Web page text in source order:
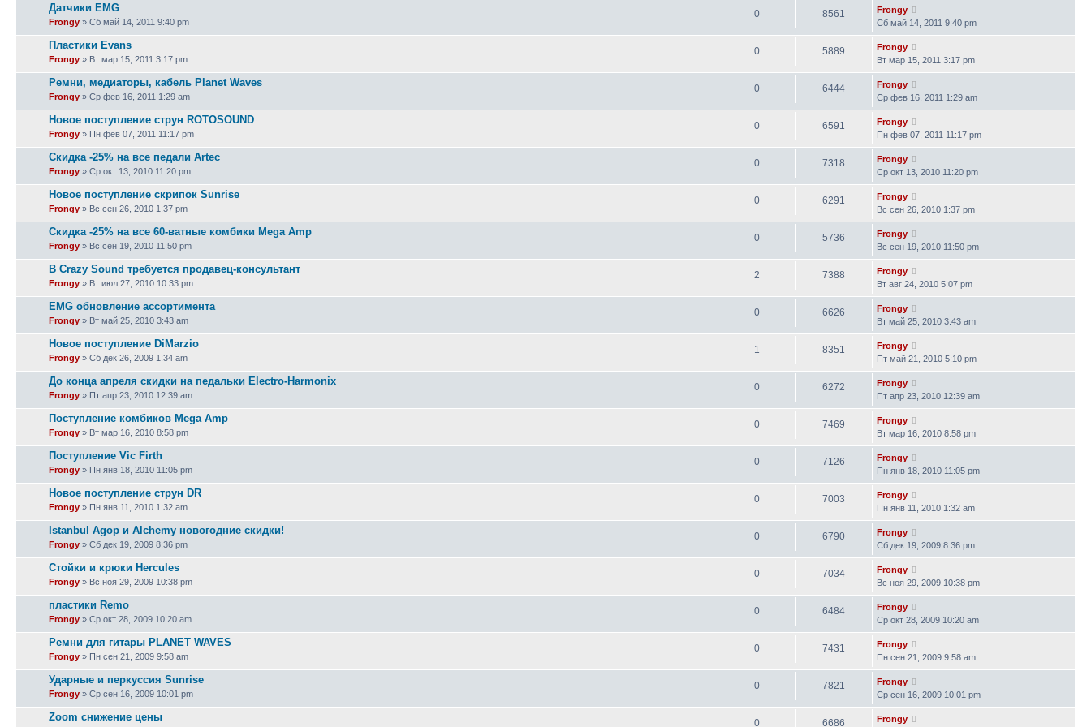
Датчики EMG
Frongy » Сб май 14, 2011 9:40 pm
0 8561
Frongy
Сб май 14, 2011 9:40 pm
Пластики Evans
Frongy » Вт мар 15, 2011 3:17 pm
0 5889
Frongy
Вт мар 15, 2011 3:17 pm
Ремни, медиаторы, кабель Planet Waves
Frongy » Ср фев 16, 2011 1:29 am
0 6444
Frongy
Ср фев 16, 2011 1:29 am
Новое поступление струн ROTOSOUND
Frongy » Пн фев 07, 2011 11:17 pm
0 6591
Frongy
Пн фев 07, 2011 11:17 pm
Скидка -25% на все педали Artec
Frongy » Ср окт 13, 2010 11:20 pm
0 7318
Frongy
Ср окт 13, 2010 11:20 pm
Новое поступление скрипок Sunrise
Frongy » Вс сен 26, 2010 1:37 pm
0 6291
Frongy
Вс сен 26, 2010 1:37 pm
Скидка -25% на все 60-ватные комбики Mega Amp
Frongy » Вс сен 19, 2010 11:50 pm
0 5736
Frongy
Вс сен 19, 2010 11:50 pm
В Crazy Sound требуется продавец-консультант
Frongy » Вт июл 27, 2010 10:33 pm
2 7388
Frongy
Вт авг 24, 2010 5:07 pm
EMG обновление ассортимента
Frongy » Вт май 25, 2010 3:43 am
0 6626
Frongy
Вт май 25, 2010 3:43 am
Новое поступление DiMarzio
Frongy » Сб дек 26, 2009 1:34 am
1 8351
Frongy
Пт май 21, 2010 5:10 pm
До конца апреля скидки на педальки Electro-Harmonix
Frongy » Пт апр 23, 2010 12:39 am
0 6272
Frongy
Пт апр 23, 2010 12:39 am
Поступление комбиков Mega Amp
Frongy » Вт мар 16, 2010 8:58 pm
0 7469
Frongy
Вт мар 16, 2010 8:58 pm
Поступление Vic Firth
Frongy » Пн янв 18, 2010 11:05 pm
0 7126
Frongy
Пн янв 18, 2010 11:05 pm
Новое поступление струн DR
Frongy » Пн янв 11, 2010 1:32 am
0 7003
Frongy
Пн янв 11, 2010 1:32 am
Istanbul Agop и Alchemy новогодние скидки!
Frongy » Сб дек 19, 2009 8:36 pm
0 6790
Frongy
Сб дек 19, 2009 8:36 pm
Стойки и крюки Hercules
Frongy » Вс ноя 29, 2009 10:38 pm
0 7034
Frongy
Вс ноя 29, 2009 10:38 pm
пластики Remo
Frongy » Ср окт 28, 2009 10:20 am
0 6484
Frongy
Ср окт 28, 2009 10:20 am
Ремни для гитары PLANET WAVES
Frongy » Пн сен 21, 2009 9:58 am
0 7431
Frongy
Пн сен 21, 2009 9:58 am
Ударные и перкуссия Sunrise
Frongy » Ср сен 16, 2009 10:01 pm
0 7821
Frongy
Ср сен 16, 2009 10:01 pm
Zoom снижение цены 0 6686
Frongy